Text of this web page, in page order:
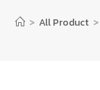
> All Product >